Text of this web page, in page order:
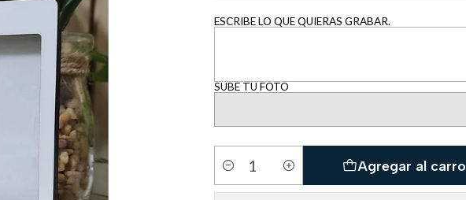
ESCRIBE LO QUE QUIERAS GRABAR.
SUBE TU FOTO
Cantidad
Agregar al carro